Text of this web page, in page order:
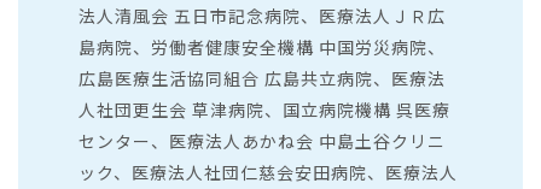
法人清風会 五日市記念病院、医療法人ＪＲ広
島病院、労働者健康安全機構 中国労災病院、
広島医療生活協同組合 広島共立病院、医療法
人社団更生会 草津病院、国立病院機構 呉医療
センター、医療法人あかね会 中島土谷クリニ
ック、医療法人社団仁慈会安田病院、医療法人